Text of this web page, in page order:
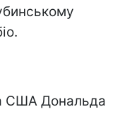
США Дональда